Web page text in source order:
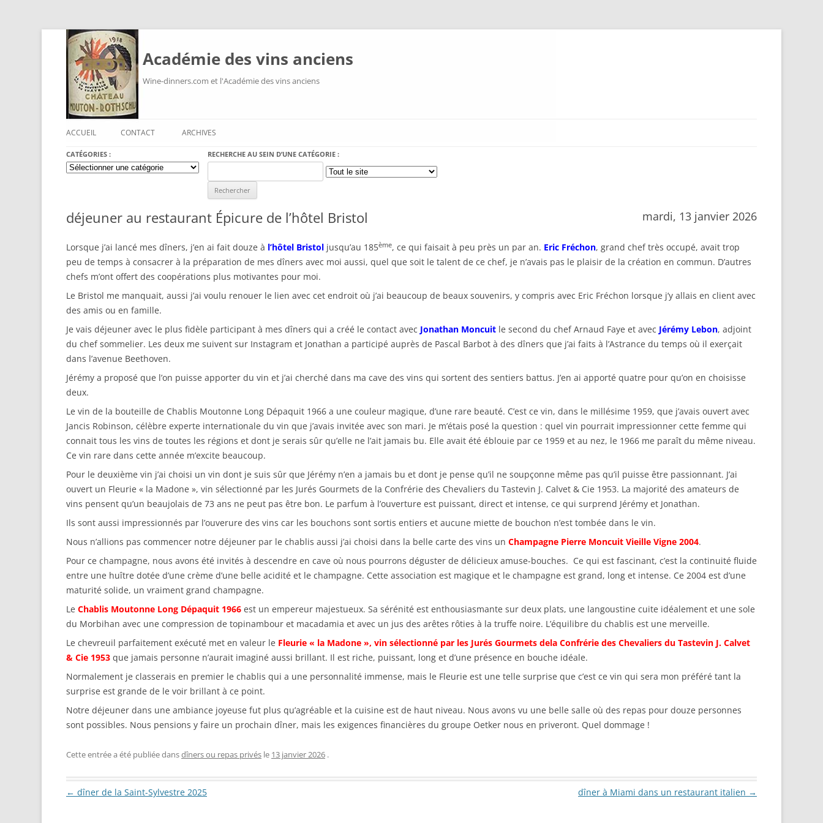
Académie des vins anciens
Wine-dinners.com et l'Académie des vins anciens
ACCUEIL CONTACT ARCHIVES
CATÉGORIES :
Catégories
:
RECHERCHE AU SEIN D’UNE CATÉGORIE :
for:
déjeuner au restaurant Épicure de l’hôtel Bristol mardi, 13 janvier 2026
Lorsque j’ai lancé mes dîners, j’en ai fait douze à l’hôtel Bristol jusqu’au 185ème, ce qui faisait à peu près un par an. Eric Fréchon, grand chef très occupé, avait trop
peu de temps à consacrer à la préparation de mes dîners avec moi aussi, quel que soit le talent de ce chef, je n’avais pas le plaisir de la création en commun. D’autres
chefs m’ont offert des coopérations plus motivantes pour moi.
Le Bristol me manquait, aussi j’ai voulu renouer le lien avec cet endroit où j’ai beaucoup de beaux souvenirs, y compris avec Eric Fréchon lorsque j’y allais en client avec
des amis ou en famille.
Je vais déjeuner avec le plus fidèle participant à mes dîners qui a créé le contact avec Jonathan Moncuit le second du chef Arnaud Faye et avec Jérémy Lebon, adjoint
du chef sommelier. Les deux me suivent sur Instagram et Jonathan a participé auprès de Pascal Barbot à des dîners que j’ai faits à l’Astrance du temps où il exerçait
dans l’avenue Beethoven.
Jérémy a proposé que l’on puisse apporter du vin et j’ai cherché dans ma cave des vins qui sortent des sentiers battus. J’en ai apporté quatre pour qu’on en choisisse
deux.
Le vin de la bouteille de Chablis Moutonne Long Dépaquit 1966 a une couleur magique, d’une rare beauté. C’est ce vin, dans le millésime 1959, que j’avais ouvert avec
Jancis Robinson, célèbre experte internationale du vin que j’avais invitée avec son mari. Je m’étais posé la question : quel vin pourrait impressionner cette femme qui
connait tous les vins de toutes les régions et dont je serais sûr qu’elle ne l’ait jamais bu. Elle avait été éblouie par ce 1959 et au nez, le 1966 me paraît du même niveau.
Ce vin rare dans cette année m’excite beaucoup.
Pour le deuxième vin j’ai choisi un vin dont je suis sûr que Jérémy n’en a jamais bu et dont je pense qu’il ne soupçonne même pas qu’il puisse être passionnant. J’ai
ouvert un Fleurie « la Madone », vin sélectionné par les Jurés Gourmets de la Confrérie des Chevaliers du Tastevin J. Calvet & Cie 1953. La majorité des amateurs de
vins pensent qu’un beaujolais de 73 ans ne peut pas être bon. Le parfum à l’ouverture est puissant, direct et intense, ce qui surprend Jérémy et Jonathan.
Ils sont aussi impressionnés par l’ouverure des vins car les bouchons sont sortis entiers et aucune miette de bouchon n’est tombée dans le vin.
Nous n’allions pas commencer notre déjeuner par le chablis aussi j’ai choisi dans la belle carte des vins un Champagne Pierre Moncuit Vieille Vigne 2004.
Pour ce champagne, nous avons été invités à descendre en cave où nous pourrons déguster de délicieux amuse-bouches. Ce qui est fascinant, c’est la continuité fluide
entre une huître dotée d’une crème d’une belle acidité et le champagne. Cette association est magique et le champagne est grand, long et intense. Ce 2004 est d’une
maturité solide, un vraiment grand champagne.
Le Chablis Moutonne Long Dépaquit 1966 est un empereur majestueux. Sa sérénité est enthousiasmante sur deux plats, une langoustine cuite idéalement et une sole
du Morbihan avec une compression de topinambour et macadamia et avec un jus des arêtes rôties à la truffe noire. L’équilibre du chablis est une merveille.
Le chevreuil parfaitement exécuté met en valeur le Fleurie « la Madone », vin sélectionné par les Jurés Gourmets dela Confrérie des Chevaliers du Tastevin J. Calvet
& Cie 1953 que jamais personne n’aurait imaginé aussi brillant. Il est riche, puissant, long et d’une présence en bouche idéale.
Normalement je classerais en premier le chablis qui a une personnalité immense, mais le Fleurie est une telle surprise que c’est ce vin qui sera mon préféré tant la
surprise est grande de le voir brillant à ce point.
Notre déjeuner dans une ambiance joyeuse fut plus qu’agréable et la cuisine est de haut niveau. Nous avons vu une belle salle où des repas pour douze personnes
sont possibles. Nous pensions y faire un prochain dîner, mais les exigences financières du groupe Oetker nous en priveront. Quel dommage !
Cette entrée a été publiée dansdîners ou repas privés le 13 janvier 2026 .
Navigation des articles
← dîner de la Saint-Sylvestre 2025 dîner à Miami dans un restaurant italien →